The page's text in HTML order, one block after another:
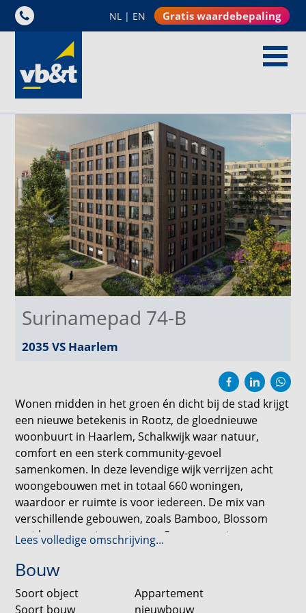
NL | EN Gratis waardebepaling
Surinamepad 74-B
2035 VS Haarlem
Wonen midden in het groen én dicht bij de stad krijgt
een nieuwe betekenis in Rootz, de gloednieuwe
woonbuurt in Haarlem, Schalkwijk waar natuur,
comfort en een sterk community-gevoel
samenkomen. In deze levendige wijk verrijzen acht
woongebouwen met in totaal 660 woningen,
waardoor er ruimte is voor iedereen. De mix van
verschillende gebouwen, zoals Bamboo, Blossom
met koopappartementen en Seasons met een
gastenhuis en lichte zorgwoningen, zorgt ervoor dat
jong en oud, huurders en kopers, elkaar hier
Lees volledige omschrijving...
Bouw
Soort object
Appartement
Soort bouw
nieuwbouw